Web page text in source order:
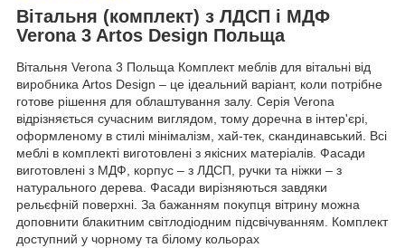
Вітальня (комплект) з ЛДСП і МДФ
Verona 3 Artos Design Польща
Вітальня Verona 3 Польща Комплект меблів для вітальні від
виробника Artos Design – це ідеальний варіант, коли потрібне
готове рішення для облаштування залу. Серія Verona
відрізняється сучасним виглядом, тому доречна в інтер'єрі,
оформленому в стилі мінімалізм, хай-тек, скандинавський. Всі
меблі в комплекті виготовлені з якісних матеріалів. Фасади
виготовлені з МДФ, корпус – з ЛДСП, ручки та ніжки – з
натурального дерева. Фасади вирізняються завдяки
рельєфній поверхні. За бажанням покупця вітрину можна
доповнити блакитним світлодіодним підсвічуванням. Комплект
доступний у чорному та білому кольорах